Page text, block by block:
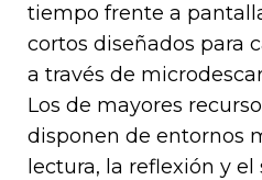
tiempo frente a
cortos diseñados para
a través de
Los de mayores
disponen de entornos
lectura, la reflexión y